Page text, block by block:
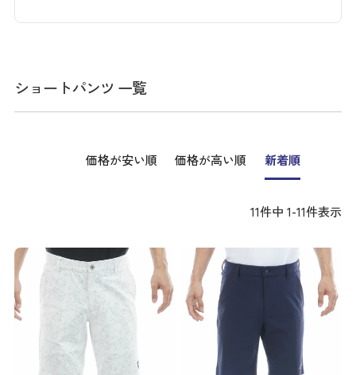
ショートパンツ 一覧
価格が安い順 価格が高い順 新着順
11件中 1-11件表示